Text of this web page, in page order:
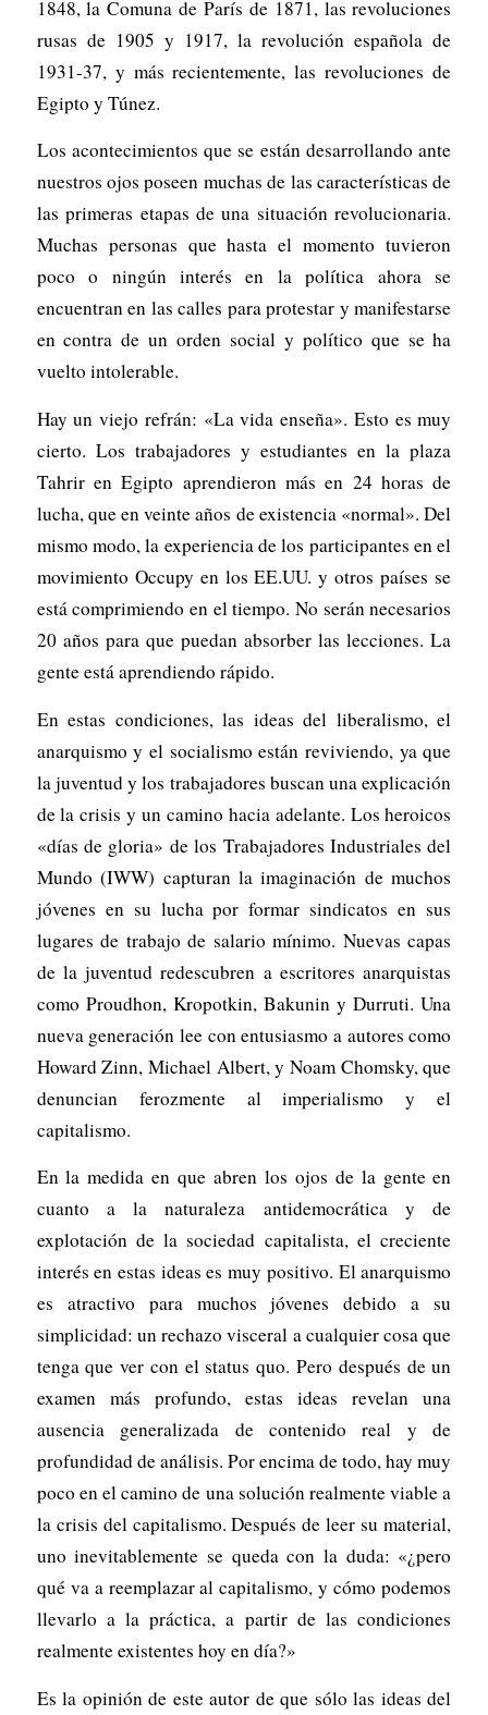
1848, la Comuna de París de 1871, las revoluciones
rusas de 1905 y 1917, la revolución española de
1931-37, y más recientemente, las revoluciones de
Egipto y Túnez.
Los acontecimientos que se están desarrollando ante
nuestros ojos poseen muchas de las características de
las primeras etapas de una situación revolucionaria.
Muchas personas que hasta el momento tuvieron
poco o ningún interés en la política ahora se
encuentran en las calles para protestar y manifestarse
en contra de un orden social y político que se ha
vuelto intolerable.
Hay un viejo refrán: «La vida enseña». Esto es muy
cierto. Los trabajadores y estudiantes en la plaza
Tahrir en Egipto aprendieron más en 24 horas de
lucha, que en veinte años de existencia «normal». Del
mismo modo, la experiencia de los participantes en el
movimiento Occupy en los EE.UU. y otros países se
está comprimiendo en el tiempo. No serán necesarios
20 años para que puedan absorber las lecciones. La
gente está aprendiendo rápido.
En estas condiciones, las ideas del liberalismo, el
anarquismo y el socialismo están reviviendo, ya que
la juventud y los trabajadores buscan una explicación
de la crisis y un camino hacia adelante. Los heroicos
«días de gloria» de los Trabajadores Industriales del
Mundo (IWW) capturan la imaginación de muchos
jóvenes en su lucha por formar sindicatos en sus
lugares de trabajo de salario mínimo. Nuevas capas
de la juventud redescubren a escritores anarquistas
como Proudhon, Kropotkin, Bakunin y Durruti. Una
nueva generación lee con entusiasmo a autores como
Howard Zinn, Michael Albert, y Noam Chomsky, que
denuncian ferozmente al imperialismo y el
capitalismo.
En la medida en que abren los ojos de la gente en
cuanto a la naturaleza antidemocrática y de
explotación de la sociedad capitalista, el creciente
interés en estas ideas es muy positivo. El anarquismo
es atractivo para muchos jóvenes debido a su
simplicidad: un rechazo visceral a cualquier cosa que
tenga que ver con el status quo. Pero después de un
examen más profundo, estas ideas revelan una
ausencia generalizada de contenido real y de
profundidad de análisis. Por encima de todo, hay muy
poco en el camino de una solución realmente viable a
la crisis del capitalismo. Después de leer su material,
uno inevitablemente se queda con la duda: «¿pero
qué va a reemplazar al capitalismo, y cómo podemos
llevarlo a la práctica, a partir de las condiciones
realmente existentes hoy en día?»
Es la opinión de este autor de que sólo las ideas del